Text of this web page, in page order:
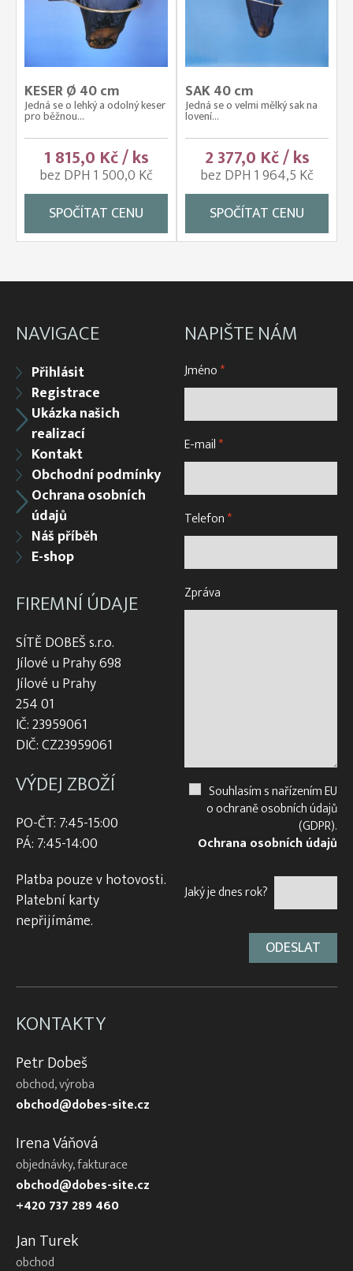
KESER Ø 40 cm
Jedná se o lehký a odolný keser
pro běžnou...
1 815,0 Kč / ks
bez DPH 1 500,0 Kč
SPOČÍTAT CENU
SAK 40 cm
Jedná se o velmi mělký sak na
lovení...
2 377,0 Kč / ks
bez DPH 1 964,5 Kč
SPOČÍTAT CENU
NAVIGACE
Přihlásit
Registrace
Ukázka našich
realizací
Kontakt
Obchodní podmínky
Ochrana osobních
údajů
Náš příběh
E-shop
FIREMNÍ ÚDAJE
SÍTĚ DOBEŠ s.r.o.
Jílové u Prahy 698
Jílové u Prahy
254 01
IČ: 23959061
DIČ: CZ23959061
VÝDEJ ZBOŽÍ
PO-ČT: 7:45-15:00
PÁ: 7:45-14:00
Platba pouze v hotovosti.
Platební karty
nepřijímáme.
NAPIŠTE NÁM
Jméno*
E-mail*
Telefon*
Zpráva
Souhlasím s nařízením EU
o ochraně osobních údajů
(GDPR).
Ochrana osobních údajů
Jaký je dnes rok?
KONTAKTY
Petr Dobeš
obchod, výroba
obchod@dobes-site.cz
Irena Váňová
objednávky, fakturace
obchod@dobes-site.cz
+420 737 289 460
Jan Turek
obchod